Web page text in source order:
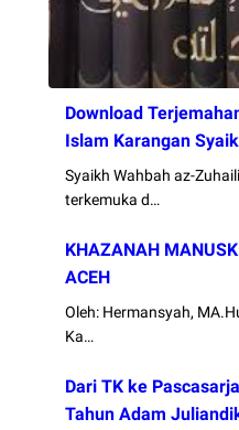
Download
Islam Karangan
Syaikh Wahbah az-
terkemuka d…
KHAZANAH
ACEH
Oleh: Hermansyah,
Ka…
Dari TK ke
Tahun Adam